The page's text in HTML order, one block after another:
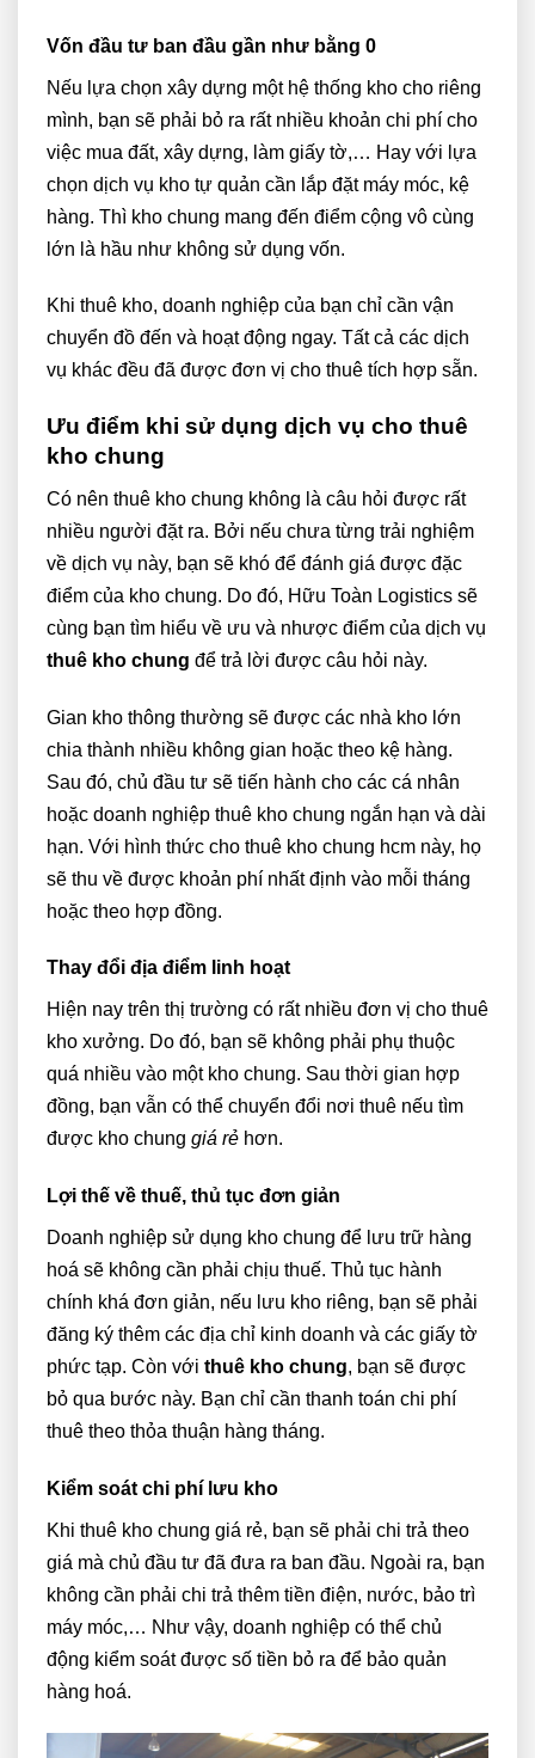
Vốn đầu tư ban đầu gần như bằng 0
Nếu lựa chọn xây dựng một hệ thống kho cho riêng
mình, bạn sẽ phải bỏ ra rất nhiều khoản chi phí cho
việc mua đất, xây dựng, làm giấy tờ,… Hay với lựa
chọn dịch vụ kho tự quản cần lắp đặt máy móc, kệ
hàng. Thì kho chung mang đến điểm cộng vô cùng
lớn là hầu như không sử dụng vốn.
Khi thuê kho, doanh nghiệp của bạn chỉ cần vận
chuyển đồ đến và hoạt động ngay. Tất cả các dịch
vụ khác đều đã được đơn vị cho thuê tích hợp sẵn.
Ưu điểm khi sử dụng dịch vụ cho thuê
kho chung
Có nên thuê kho chung không là câu hỏi được rất
nhiều người đặt ra. Bởi nếu chưa từng trải nghiệm
về dịch vụ này, bạn sẽ khó để đánh giá được đặc
điểm của kho chung. Do đó, Hữu Toàn Logistics sẽ
cùng bạn tìm hiểu về ưu và nhược điểm của dịch vụ
thuê kho chung để trả lời được câu hỏi này.
Gian kho thông thường sẽ được các nhà kho lớn
chia thành nhiều không gian hoặc theo kệ hàng.
Sau đó, chủ đầu tư sẽ tiến hành cho các cá nhân
hoặc doanh nghiệp thuê kho chung ngắn hạn và dài
hạn. Với hình thức cho thuê kho chung hcm này, họ
sẽ thu về được khoản phí nhất định vào mỗi tháng
hoặc theo hợp đồng.
Thay đổi địa điểm linh hoạt
Hiện nay trên thị trường có rất nhiều đơn vị cho thuê
kho xưởng. Do đó, bạn sẽ không phải phụ thuộc
quá nhiều vào một kho chung. Sau thời gian hợp
đồng, bạn vẫn có thể chuyển đổi nơi thuê nếu tìm
được kho chung giá rẻ hơn.
Lợi thế về thuế, thủ tục đơn giản
Doanh nghiệp sử dụng kho chung để lưu trữ hàng
hoá sẽ không cần phải chịu thuế. Thủ tục hành
chính khá đơn giản, nếu lưu kho riêng, bạn sẽ phải
đăng ký thêm các địa chỉ kinh doanh và các giấy tờ
phức tạp. Còn với thuê kho chung, bạn sẽ được
bỏ qua bước này. Bạn chỉ cần thanh toán chi phí
thuê theo thỏa thuận hàng tháng.
Kiểm soát chi phí lưu kho
Khi thuê kho chung giá rẻ, bạn sẽ phải chi trả theo
giá mà chủ đầu tư đã đưa ra ban đầu. Ngoài ra, bạn
không cần phải chi trả thêm tiền điện, nước, bảo trì
máy móc,… Như vậy, doanh nghiệp có thể chủ
động kiểm soát được số tiền bỏ ra để bảo quản
hàng hoá.